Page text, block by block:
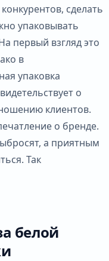
сделать
упаковывать
первый взгляд это
в
упаковка
о
клиентов.
о бренде.
а приятным
Так
белой